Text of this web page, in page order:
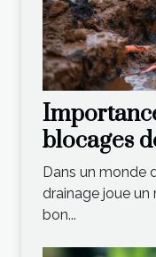
blocages
Dans un monde
drainage joue un
bon...